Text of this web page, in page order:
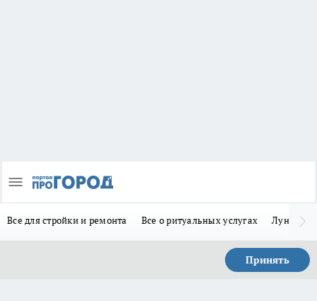
Все для стройки и ремонта Все о ритуальных услугах Лунно-
Принять